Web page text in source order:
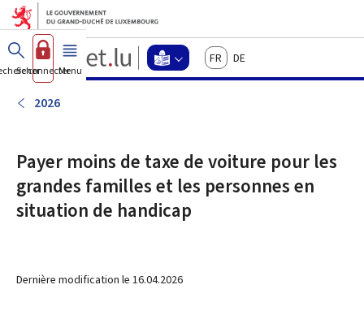
Aller au menu principal
Aller au contenu
Guichet.lu
Changer
d'espace
actif
FrançaisDeutsch
Se connecterMenu principal
2026
Payer moins de taxe de voiture pour les
grandes familles et les personnes en
situation de handicap
Dernière modification le 16.04.2026